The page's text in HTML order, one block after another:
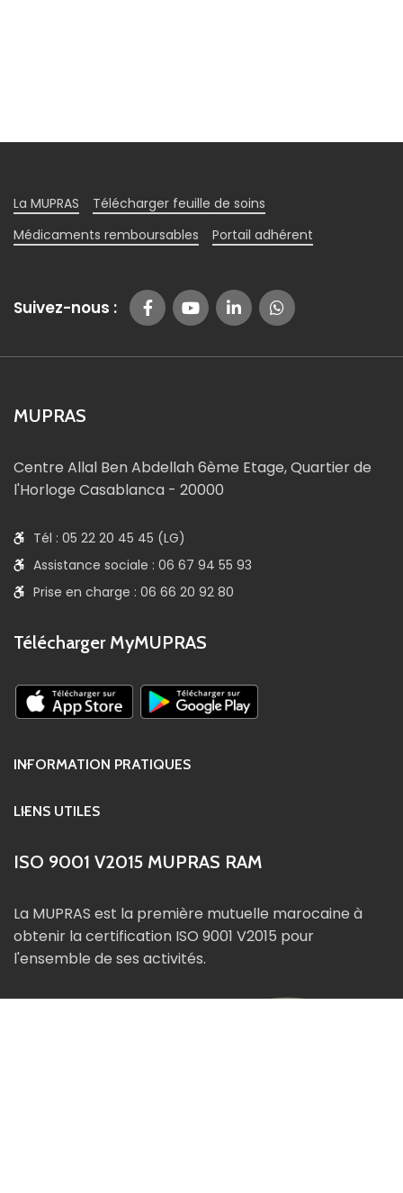
La MUPRAS
Télécharger feuille de soins
Médicaments remboursables
Portail adhérent
Suivez-nous :
MUPRAS
Centre Allal Ben Abdellah 6ème Etage, Quartier de
l'Horloge Casablanca - 20000
Tél : 05 22 20 45 45 (LG)
Assistance sociale : 06 67 94 55 93
Prise en charge : 06 66 20 92 80
Télécharger MyMUPRAS
INFORMATION PRATIQUES
LIENS UTILES
ISO 9001 V2015 MUPRAS RAM
La MUPRAS est la première mutuelle marocaine à
obtenir la certification ISO 9001 V2015 pour
l'ensemble de ses activités.